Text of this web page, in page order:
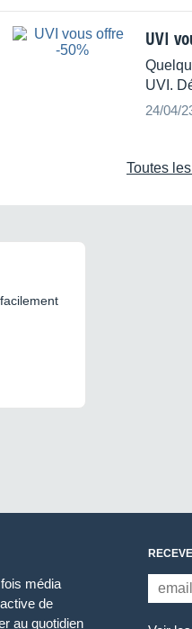
UVI
UVI.
24/04/
Toutes
média
de
au quotidien